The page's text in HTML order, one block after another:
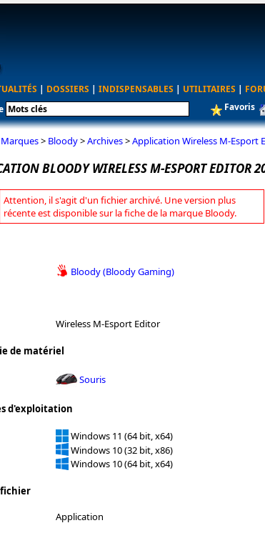
| DOSSIERS | INDISPENSABLES | UTILITAIRES |
Favoris
Marques> Bloody>Archives>Application Wireless M-Esport
BLOODY WIRELESS M-ESPORT EDITOR
Attention, il s'agit d'un fichier archivé. Une version plus
récente est disponible sur la fiche de la marque Bloody.
Bloody (Bloody Gaming)
Wireless M-Esport Editor
de matériel
Souris
d'exploitation
Windows 11 (64 bit, x64)
Windows 10 (32 bit, x86)
Windows 10 (64 bit, x64)
fichier
Application